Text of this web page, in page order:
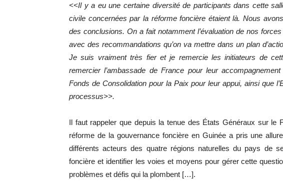
<<Il y a eu une certaine diversité de participants dans cette
civile concernées par la réforme foncière étaient là. Nous
des conclusions. On a fait notamment l’évaluation de nos
avec des recommandations qu’on va mettre dans un plan
Je suis vraiment très fier et je remercie les initiateurs de
remercier l’ambassade de France pour leur
Fonds de Consolidation pour la Paix pour leur appui, ainsi que
processus>>.
Il faut rappeler que depuis la tenue des États Généraux sur le
réforme de la gouvernance foncière en Guinée a pris une
différents acteurs des quatre régions naturelles du pays de
foncière et identifier les voies et moyens pour gérer cette
problèmes et défis qui la plombent […].